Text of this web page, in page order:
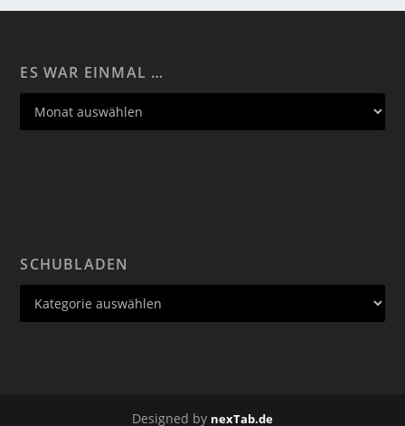
ES WAR EINMAL …
SCHUBLADEN
Designed by nexTab.de